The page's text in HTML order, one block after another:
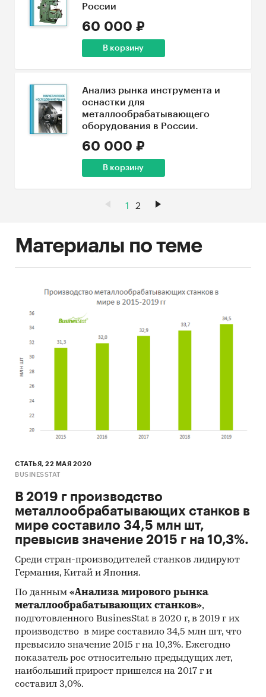
России
60 000 ₽
В корзину
Анализ рынка инструмента и
оснастки для
металлообрабатывающего
оборудования в России.
60 000 ₽
В корзину
1 2
Материалы по теме
СТАТЬЯ, 22 МАЯ 2020
BUSINESSTAT
В 2019 г производство
металлообрабатывающих станков в
мире составило 34,5 млн шт,
превысив значение 2015 г на 10,3%.
Среди стран-производителей станков лидируют
Германия, Китай и Япония.
По данным «Анализа мирового рынка
металлообрабатывающих станков»,
подготовленного BusinesStat в 2020 г, в 2019 г их
производство в мире составило 34,5 млн шт, что
превысило значение 2015 г на 10,3%. Ежегодно
показатель рос относительно предыдущих лет,
наибольший прирост пришелся на 2017 г и
составил 3,0%.